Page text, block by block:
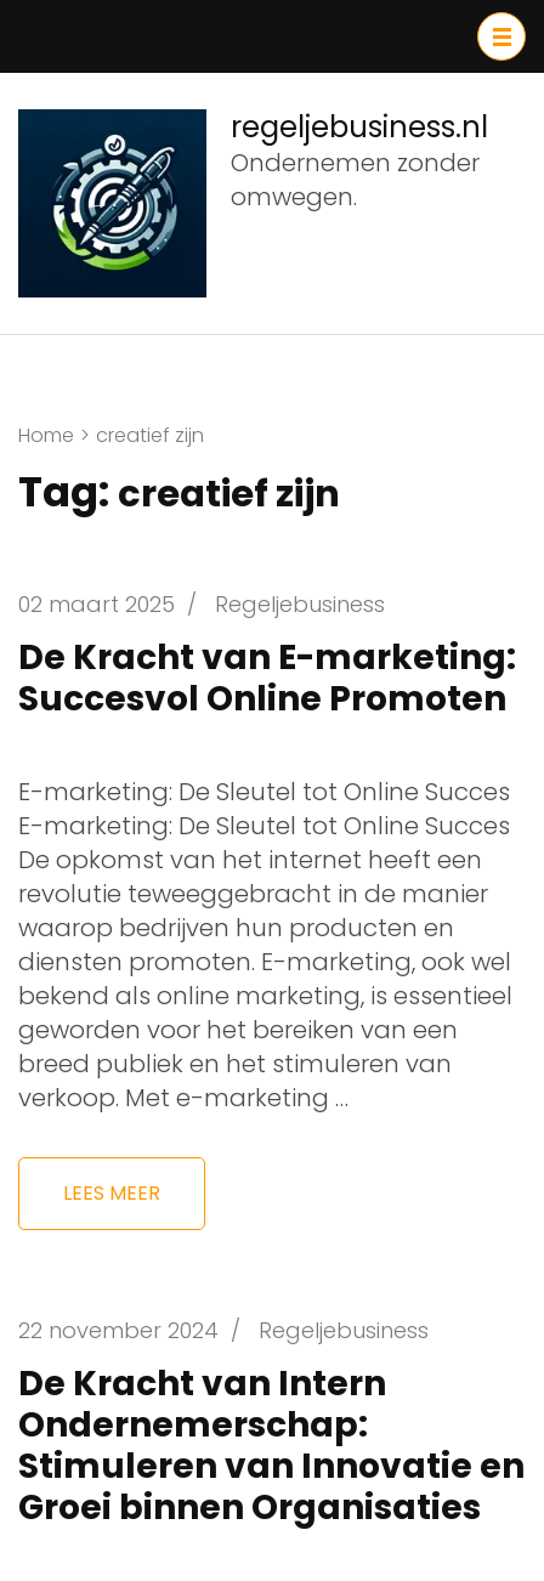
inhoud
(druk
Enter)
regeljebusiness.nl
Ondernemen zonder
omwegen.
Home > creatief zijn
Tag: creatief zijn
02 maart 2025 / Regeljebusiness
De Kracht van E-marketing:
Succesvol Online Promoten
E-marketing: De Sleutel tot Online Succes
E-marketing: De Sleutel tot Online Succes
De opkomst van het internet heeft een
revolutie teweeggebracht in de manier
waarop bedrijven hun producten en
diensten promoten. E-marketing, ook wel
bekend als online marketing, is essentieel
geworden voor het bereiken van een
breed publiek en het stimuleren van
verkoop. Met e-marketing …
LEES MEER
22 november 2024 / Regeljebusiness
De Kracht van Intern
Ondernemerschap:
Stimuleren van Innovatie en
Groei binnen Organisaties